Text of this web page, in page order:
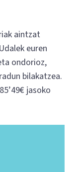
aintzat
euren
ondorioz,
bilakatzea.
jasoko